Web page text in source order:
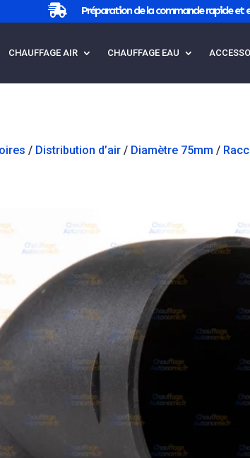
 Préparation de la commande rapide et
CHAUFFAGE AIR CHAUFFAGE EAU
/ Distribution d’air / Diamètre 75mm /